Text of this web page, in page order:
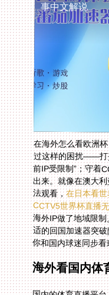
事中文解说
在海外怎么看欧洲
过这样的困扰——打
前IP受限制”；守着
出来。就像在澳大
法观看，在日本看
CCTV5世界杯直播
你和国内球迷同步
海外看国内体